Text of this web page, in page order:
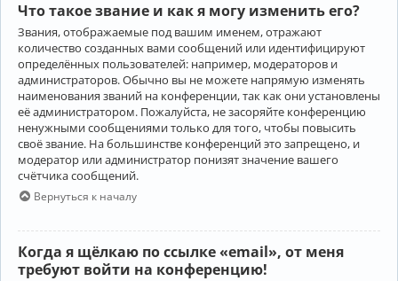
Что такое звание и как я могу изменить его?
Звания, отображаемые под вашим именем, отражают
количество созданных вами сообщений или идентифицируют
определённых пользователей: например, модераторов и
администраторов. Обычно вы не можете напрямую изменять
наименования званий на конференции, так как они установлены
её администратором. Пожалуйста, не засоряйте конференцию
ненужными сообщениями только для того, чтобы повысить
своё звание. На большинстве конференций это запрещено, и
модератор или администратор понизят значение вашего
счётчика сообщений.
Вернуться к началу
Когда я щёлкаю по ссылке «email», от меня
требуют войти на конференцию!